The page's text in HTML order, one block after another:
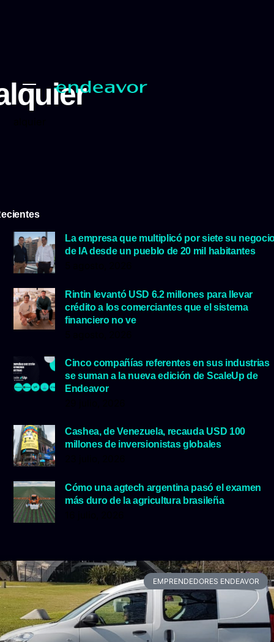
La empresa que multiplicó por siete su
de IA desde un pueblo de 20 mil habitantes
Rintin levantó USD 6.2 millones para llevar
crédito a los comerciantes que el sistema
financiero no ve
Cinco compañías referentes en sus industrias
se suman a la nueva edición de ScaleUp de
Endeavor
Cashea, de Venezuela, recauda USD 100
millones de inversionistas globales
Cómo una agtech argentina pasó el examen
más duro de la agricultura brasileña
EMPRENDEDORES ENDEAVOR